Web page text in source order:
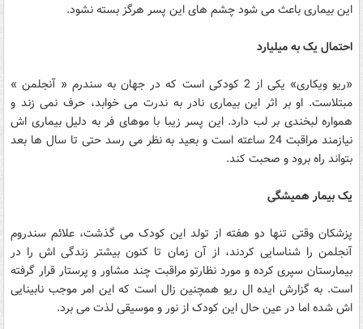
این بیماری باعث می شود چشم های این پسر هرگز بسته نشود.
احتمال یک به میلیارد
«ریو ویکاری» یکی از 2 کودکی است که در جهان به سندرم « آنجلمن »
مبتلاست. او بر اثر این بیماری نادر به ندرت می خوابد، حرف نمی زند و
همواره لبخندی بر لب دارد. این پسر زیبا با موهای فر به دلیل بیماری اش
نیازمند مراقبت 24 ساعته است و بعید به نظر می رسد حتی تا سال ها بعد
بتواند راه برود و صحبت کند.
یک بیمار همیشگی
پزشکان وقتی تنها دو هفته از تولد این کودک می گذشت، علائم سندروم
آنجلمن را شناسایی کردند، از آن زمان تا کنون بیشتر زندگی اش را در
بیمارستان سپری کرده و مورد نظارتو مراقبت چند مشاور و پرستار قرار گرفته
است. به گزارش ایده ال ریو همچنین زال است که این امر موجب نابینایی
اش شده اما در عین حال این کودک از نور و موسیقی لذت می برد.